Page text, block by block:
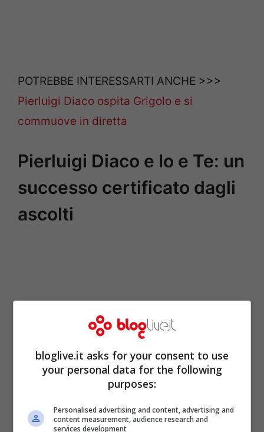
POTREBBE INTERESSARTI ANCHE >>>
Pierluigi Diaco ospita Grigolo e si
commuove in diretta
Pierluigi Diaco e Io e Te: un
successo certificato dagli
ascolti
bloglive.it asks for your consent to use
your personal data for the following
purposes:
Personalised advertising and content, advertising and
content measurement, audience research and
services development